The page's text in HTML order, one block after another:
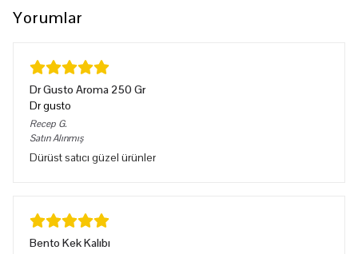
Yorumlar
Dr Gusto Aroma 250 Gr
Dr gusto
Recep G.
Satın Alınmış
Dürüst satıcı güzel ürünler
Bento Kek Kalıbı